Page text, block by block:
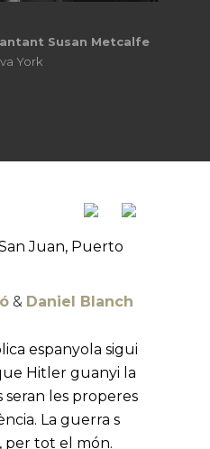
Susan Metcalfe
York
Juan, Puerto
& Daniel Blanch
espanyola sigui
Hitler guanyi la
seran les properes
La guerra s
per tot el món.